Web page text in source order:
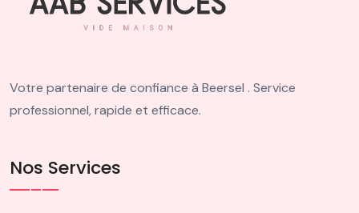
Votre partenaire de confiance à Beersel . Service
professionnel, rapide et efficace.
Nos Services